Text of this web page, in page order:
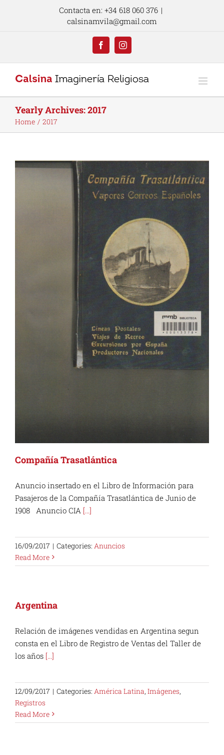
Contacta en: +34 618 060 376 |
calsinamvila@gmail.com
FacebookInstagram
Yearly Archives:2017
Home 2017
Compañía Trasatlántica
Anuncio insertado en el Libro de Información para
Pasajeros de la Compañía Trasatlántica de Junio de
1908 Anuncio CIA [...]
16/09/2017 | Categories: Anuncios
Read More
Argentina
Relación de imágenes vendidas en Argentina segun
consta en el Libro de Registro de Ventas del Taller de
los años [...]
12/09/2017 | Categories: América Latina, Imágenes,
Registros
Read More